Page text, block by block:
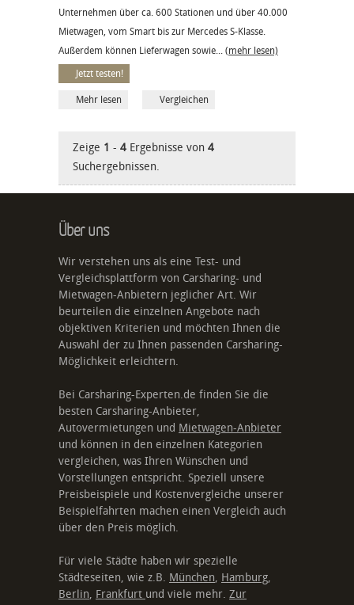
Unternehmen über ca. 600 Stationen und über 40.000
Mietwagen, vom Smart bis zur Mercedes S-Klasse.
Außerdem können Lieferwagen sowie... (mehr lesen)
Jetzt testen!
Mehr lesen Vergleichen
Zeige 1 - 4 Ergebnisse von 4
Suchergebnissen.
Über uns
Wir verstehen uns als eine Test- und
Vergleichsplattform von Carsharing- und
Mietwagen-Anbietern jeglicher Art. Wir
beurteilen die einzelnen Angebote nach
objektiven Kriterien und möchten Ihnen die
Auswahl der zu Ihnen passenden Carsharing-
Möglichkeit erleichtern.
Bei Carsharing-Experten.de finden Sie die
besten Carsharing-Anbieter,
Autovermietungen und Mietwagen-Anbieter
und können in den einzelnen Kategorien
vergleichen, was Ihren Wünschen und
Vorstellungen entspricht. Speziell unsere
Preisbeispiele und Kostenvergleiche unserer
Beispielfahrten machen einen Vergleich auch
über den Preis möglich.
Für viele Städte haben wir spezielle
Städteseiten, wie z.B. München, Hamburg,
Berlin, Frankfurt und viele mehr. Zur